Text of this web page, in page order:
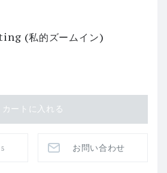
(私的ズームイン)
5 お問い合わせ